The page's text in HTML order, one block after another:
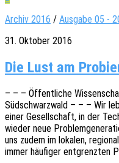
Archiv 2016 / Ausgabe 05 -
31. Oktober 2016
Die Lust am
– – – Öffent­li­che
Südschwarz­wald – – – Wir
einer Gesell­schaft, in der
wieder neue
uns zudem im loka­len,
immer häufi­ger entgrenz­ten